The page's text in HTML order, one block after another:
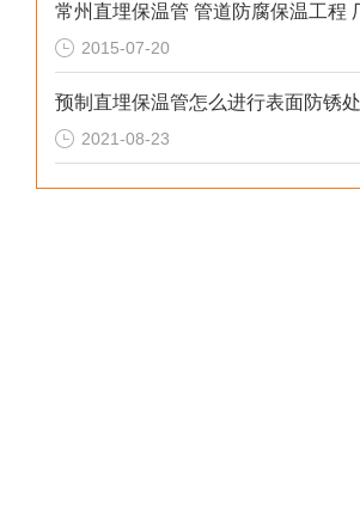
2015-07-20
预制直埋保温管怎么进行表面防锈
2021-08-23